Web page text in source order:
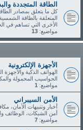
الطاقة المتجددة
كل ما يتعلق بمصادر
المتعلقة بالطاقة
الأخرى التي تساهم في
مواضيع: 13
الأجهزة الإلكترونية
الهواتف الذكية والأجهزة
الحواسيب المحمولة
مواضيع: 1
الأمن السيبراني
أخبار وتنبيهات الأمان،
أمن الشبكات، الوظائف
مواضيع: 7